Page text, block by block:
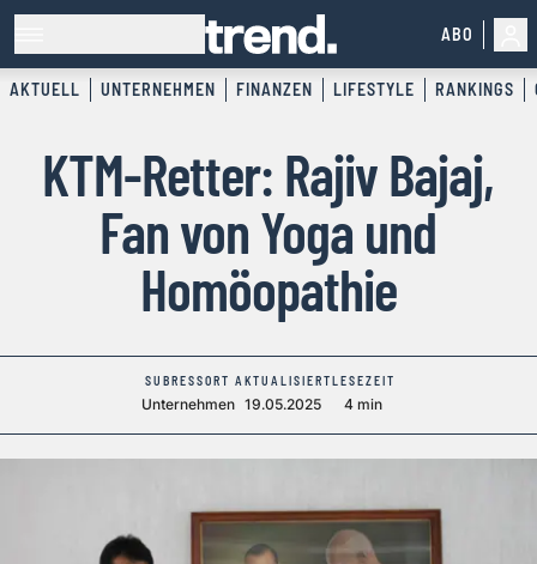
ABO
AKTUELL UNTERNEHMEN FINANZEN LIFESTYLE RANKINGS
KTM-Retter: Rajiv Bajaj,
Fan von Yoga und
Homöopathie
SUBRESSORT
Unternehmen
AKTUALISIERT
19.05.2025
LESEZEIT
4 min